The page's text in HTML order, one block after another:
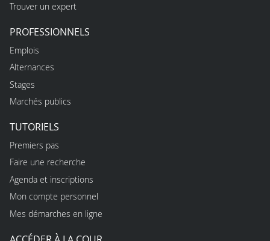
Trouver un expert
PROFESSIONNELS
Emplois
Alternances
Stages
Marchés publics
TUTORIELS
Premiers pas
Faire une recherche
Agenda et inscriptions
Mon compte personnel
Mes démarches en ligne